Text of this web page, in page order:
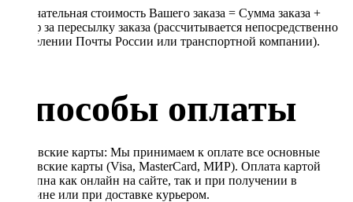
Окончательная стоимость Вашего заказа = Сумма заказа +
Тариф за пересылку заказа (рассчитывается непосредственно
в отделении Почты России или транспортной компании).
Способы оплаты
Банковские карты: Мы принимаем к оплате все основные
банковские карты (Visa, MasterCard, МИР). Оплата картой
доступна как онлайн на сайте, так и при получении в
магазине или при доставке курьером.